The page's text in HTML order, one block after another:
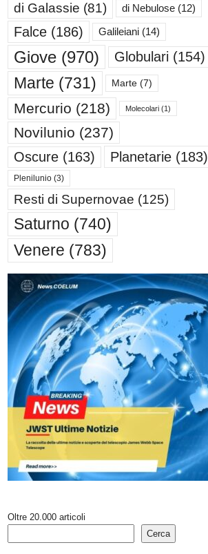
di Galassie (81) di Nebulose(12)
Falce(186) Galileiani(14)
Giove(970) Globulari (154)
Marte (731) Marte(7)
Mercurio (218) Molecolari(1)
Novilunio (237)
Oscure(163) Planetarie(183)
Plenilunio(3)
Resti di Supernovae (125)
Saturno (740)
Venere (783)
Oltre 20.000 articoli
Cerca